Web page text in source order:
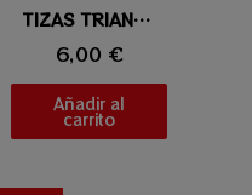
Vista rápidaTIZAS TRIANGLE AZUL
6,00 €
Añadir al
carrito